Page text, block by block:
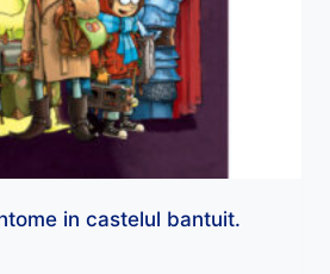
in castelul bantuit.